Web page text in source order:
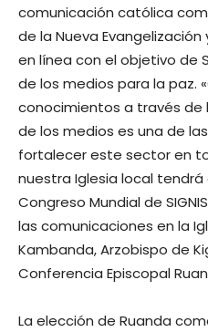
comunicación católica
de la Nueva
en línea con el objetivo de
de los medios para la paz.
conocimientos a través de
de los medios es una de
fortalecer este sector en
nuestra Iglesia local
Congreso Mundial de
las comunicaciones en la
Kambanda, Arzobispo de
Conferencia Episcopal
La elección de Ruanda